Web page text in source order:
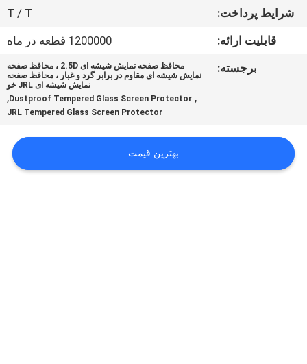
کنترل
کیفیت
بگیرید
شرایط پرداخت:
T / T
قابلیت ارائه:
1200000 قطعه در ماه
برجسته:
محافظ صفحه نمایش شیشه ای 2.5D ، محافظ صفحه
نمایش شیشه ای مقاوم در برابر گرد و غبار ، محافظ صفحه
نمایش شیشه ای JRL خو
,
Dustproof Tempered Glass Screen Protector
,
JRL Tempered Glass Screen Protector
بهترین قیمت